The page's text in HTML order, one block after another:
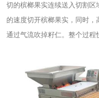
切的槟榔果实连续送入切割
的速度切开槟榔果实，同时
通过气流吹掉籽仁。整个过程